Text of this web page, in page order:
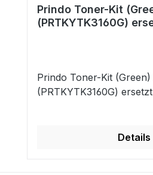
Prindo Toner-Kit
(PRTKYTK3160G)
Prindo Toner-Kit (Green)
(PRTKYTK3160G)
Details